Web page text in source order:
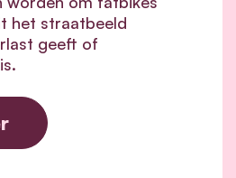
het straatbeeld
geeft of